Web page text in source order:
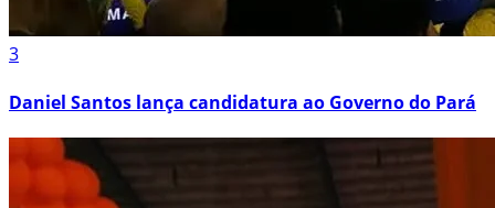
3
Daniel Santos lança candidatura ao Governo do Pará